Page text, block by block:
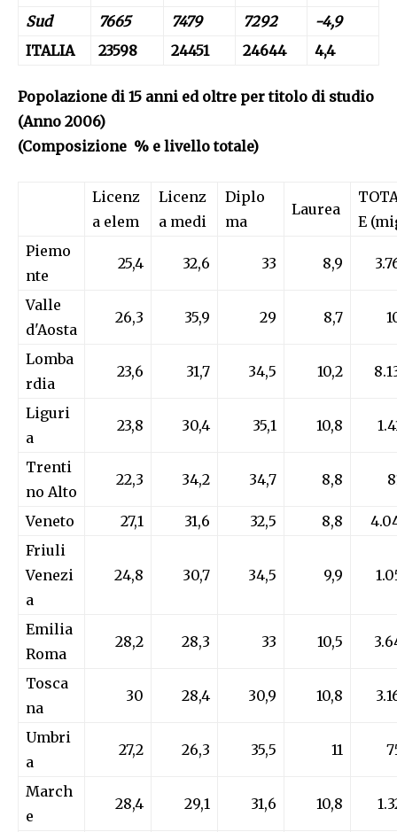
Sud
7665 7479 7292
-4,9
ITALIA
23598 24451 24644 4,4
Popolazione di 15 anni ed oltre per titolo di studio
(Anno 2006)
(Composizione % e livello totale)
Licenz
a elem
Licenz
a medi
Diplo
ma
Laurea
E
Piemo
nte
25,4 32,6 33 8,9
Valle
d'Aosta
26,3 35,9 29 8,7
Lomba
rdia
23,6 31,7 34,5 10,2
Liguri
a
23,8 30,4 35,1 10,8
Trenti
no Alto
22,3 34,2 34,7 8,8
Veneto 27,1 31,6 32,5 8,8
Friuli
Venezi
a
24,8 30,7 34,5 9,9
Emilia
Roma
28,2 28,3 33 10,5
Tosca
na
30 28,4 30,9 10,8
Umbri
a
27,2 26,3 35,5 11
March
e
28,4 29,1 31,6 10,8